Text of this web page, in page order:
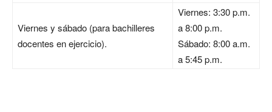
Viernes y sábado (para bachilleres
docentes en ejercicio).
Viernes: 3:30 p.m.
a 8:00 p.m.
Sábado: 8:00 a.m.
a 5:45 p.m.